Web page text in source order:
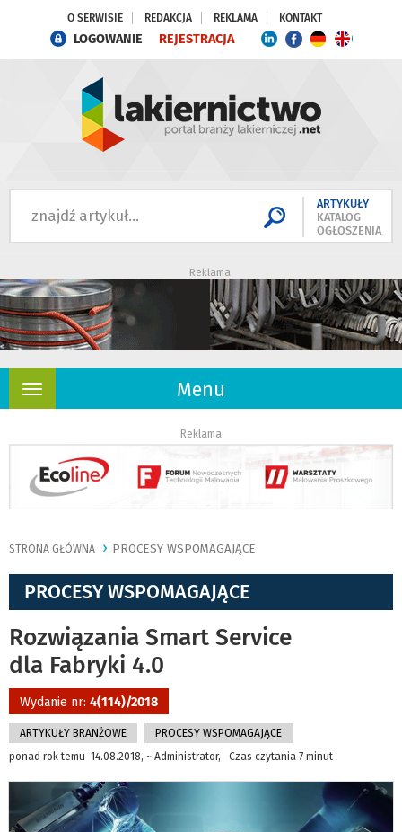
O SERWISIE REDAKCJA REKLAMA KONTAKT
LOGOWANIE REJESTRACJA
ARTYKUŁY
KATALOG
OGŁOSZENIA
Reklama
Menu
Rozwiń
Reklama
STRONA GŁÓWNA PROCESY WSPOMAGAJĄCE
PROCESY WSPOMAGAJĄCE
Rozwiązania Smart Service
dla Fabryki 4.0
Wydanie nr: 4(114)/2018
ARTYKUŁY BRANŻOWE
PROCESY WSPOMAGAJĄCE
ponad rok temu 14.08.2018, ~ Administrator, Czas czytania 7 minut